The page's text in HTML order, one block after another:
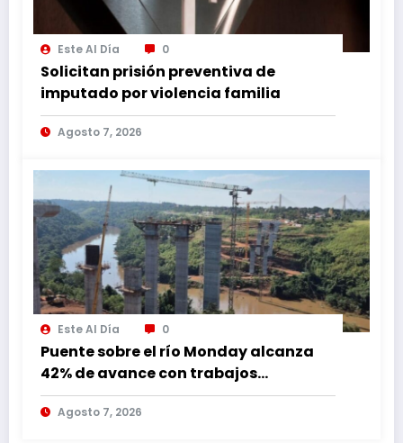
Este Al Día 0
Solicitan prisión preventiva de
imputado por violencia familia
Agosto 7, 2026
Este Al Día 0
Puente sobre el río Monday alcanza
42% de avance con trabajos
continuos
Agosto 7, 2026